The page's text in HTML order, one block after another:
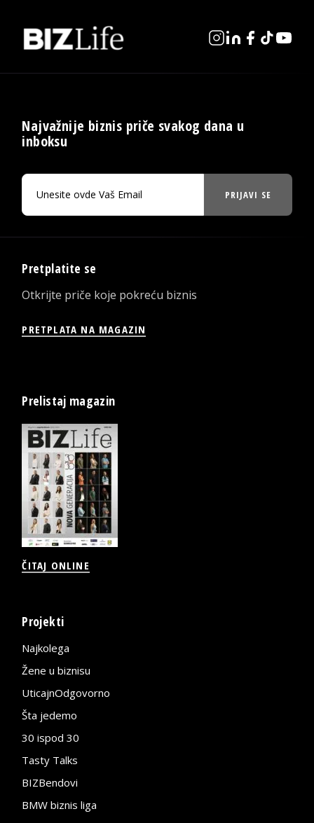
Najvažnije biznis priče svakog dana u
inboksu
PRIJAVI SE
Pretplatite se
Otkrijte priče koje pokreću biznis
PRETPLATA NA MAGAZIN
Prelistaj magazin
ČITAJ ONLINE
Projekti
Najkolega
Žene u biznisu
UticajnOdgovorno
Šta jedemo
30 ispod 30
Tasty Talks
BIZBendovi
BMW biznis liga